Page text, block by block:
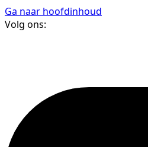
Ga naar hoofdinhoud
Volg ons: